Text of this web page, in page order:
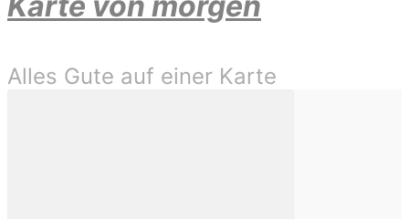
Alles Gute auf einer Karte